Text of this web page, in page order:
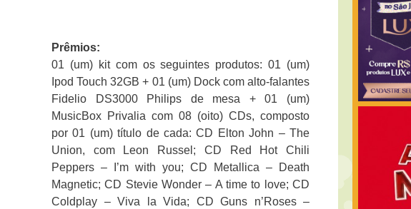
Prêmios:
01 (um) kit com os seguintes produtos: 01 (um)
Ipod Touch 32GB + 01 (um) Dock com alto-falantes
Fidelio DS3000 Philips de mesa + 01 (um)
MusicBox Privalia com 08 (oito) CDs, composto
por 01 (um) título de cada: CD Elton John – The
Union, com Leon Russel; CD Red Hot Chili
Peppers – I’m with you; CD Metallica – Death
Magnetic; CD Stevie Wonder – A time to love; CD
Coldplay – Viva la Vida; CD Guns n’Roses –